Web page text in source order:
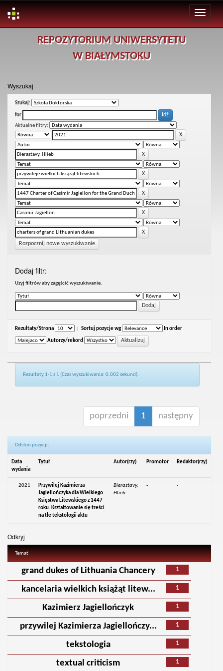
REPOZYTORIUM UNIWERSYTETU
W BIAŁYMSTOKU
Wyszukaj
Szukaj:
for
Aktualne filtry:
Rozpocznij nowe wyszukiwanie
Dodaj filtr:
Uzyj filtrów aby zagęścić wyszukiwanie.
Rezultaty/Strona Sortuj pozycje wg In order
Autorzy/rekord
Rezultaty 1-1 z 1 (Czas wyszukiwania: 0.002 sekund).
poprzedni 1 następny
Odsłon pozycji:
Data
wydania
Tytuł Autor(rzy) Promotor Redaktor(rzy)
2021
Przywilej Kazimierza
Jagiellończyka dla Wielkiego
Księstwa Litewskiego z 1447
roku. Kształtowanie się treści
na tle tekstologii aktu
Bierastavy,
Hlieb
- -
Odkryj
Temat
1
grand dukes of Lithuania Chancery
1
kancelaria wielkich książąt litew...
1
Kazimierz Jagiellończyk
1
przywilej Kazimierza Jagiellończy...
1
tekstologia
1
textual criticism